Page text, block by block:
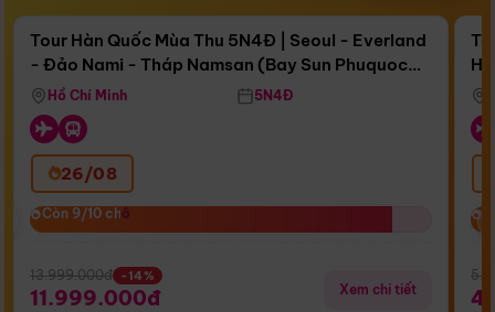
Còn16 ngày 10:04:28
Bay Sun Phuquoc Airways
Tour Hàn Quốc Mùa Thu 5N4Đ | Seoul - Everland
- Đảo Nami - Tháp Namsan (Bay Sun Phuquoc
Airways)
Hồ Chí Minh 5N4Đ
26/08
Còn 9/10 chỗ
Còn 9/10 chỗ
13.999.000đ -14%
11.999.000đ Xem chi tiết